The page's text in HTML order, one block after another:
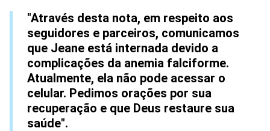
"Através desta nota, em respeito aos
seguidores e parceiros, comunicamos
que Jeane está internada devido a
complicações da anemia falciforme.
Atualmente, ela não pode acessar o
celular. Pedimos orações por sua
recuperação e que Deus restaure sua
saúde".